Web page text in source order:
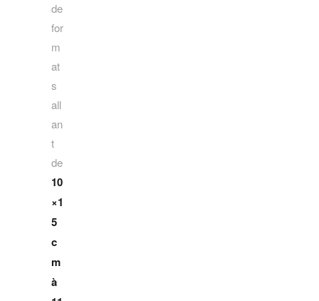
de
for
m
at
s
all
an
t
de
10
×1
5
c
m
à